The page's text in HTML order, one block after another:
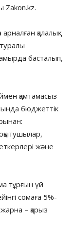
Zakon.kz.
қалалық
басталып,
қамтамасыз
бюджеттік
және
тұрғын үй
сомаға 5%-
– қарыз